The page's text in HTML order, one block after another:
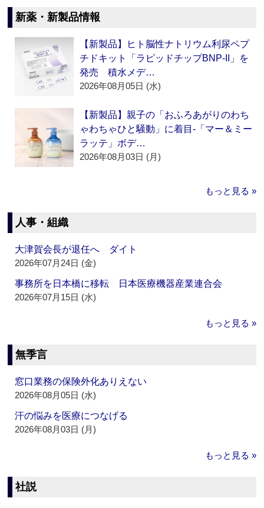
新薬・新製品情報
【新製品】ヒト脳性ナトリウム利尿ペプ
チドキット「ラピッドチップBNP-II」を
発売 積水メデ…
2026年08月05日 (水)
【新製品】親子の「おふろあがりのわち
ゃわちゃひと騒動」に着目‐「マー＆ミー
ラッテ」ボデ…
2026年08月03日 (月)
もっと見る »
人事・組織
大津賀会長が退任へ ダイト
2026年07月24日 (金)
事務所を日本橋に移転 日本医療機器産業連合会
2026年07月15日 (水)
もっと見る »
無季言
窓口業務の保険外化ありえない
2026年08月05日 (水)
汗の悩みを医療につなげる
2026年08月03日 (月)
もっと見る »
社説